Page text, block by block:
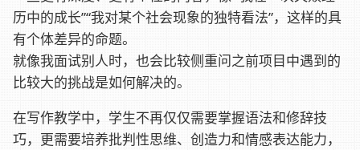
历中的成长”“我对某个社会现象的独特看法”，这样的具
有个体差异的命题。
就像我面试别人时，也会比较侧重问之前项目中遇到的
比较大的挑战是如何解决的。
在写作教学中，学生不再仅仅需要掌握语法和修辞技
巧，更需要培养批判性思维、创造力和情感表达能力，